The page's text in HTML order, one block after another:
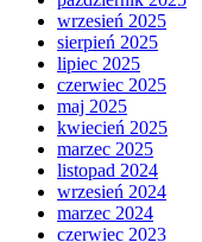
wrzesień 2025
sierpień 2025
lipiec 2025
czerwiec 2025
maj 2025
kwiecień 2025
marzec 2025
listopad 2024
wrzesień 2024
marzec 2024
czerwiec 2023